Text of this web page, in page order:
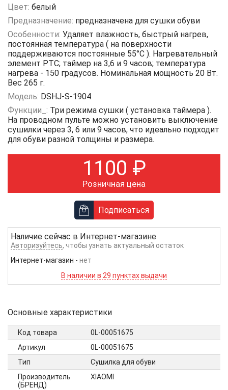
Цвет: белый
Предназначение: предназначена для сушки обуви
Особенности: Удаляет влажность, быстрый нагрев,
постоянная температура ( на поверхности
поддерживаются постоянные 55°С ). Нагревательный
элемент PTC; таймер на 3,6 и 9 часов; температура
нагрева - 150 градусов. Номинальная мощность 20 Вт.
Вес 265 г.
Модель: DSHJ-S-1904
Функции_: Три режима сушки ( установка таймера ).
На проводном пульте можно установить выключение
сушилки через 3, 6 или 9 часов, что идеально подходит
для обуви разной толщины и размера.
1100 ₽
Розничная цена
Подписаться
Наличие сейчас в Интернет-магазине
Авторизуйтесь, чтобы узнать актуальный остаток
Интернет-магазин - нет
В наличии в 29 пунктах выдачи
Основные характеристики
Код товара
0L-00051675
Артикул
0L-00051675
Тип
Сушилка для обуви
Производитель
(БРЕНД)
XIAOMI